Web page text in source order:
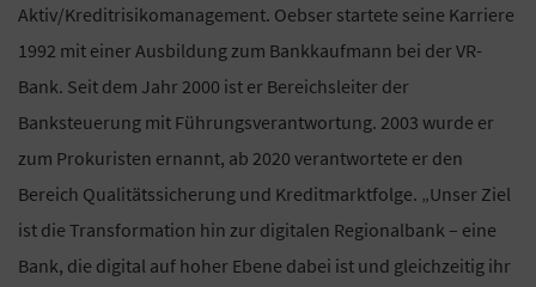
Aktiv/Kreditrisikomanagement. Oebser startete seine Karriere
1992 mit einer Ausbildung zum Bankkaufmann bei der VR-
Bank. Seit dem Jahr 2000 ist er Bereichsleiter der
Banksteuerung mit Führungsverantwortung. 2003 wurde er
zum Prokuristen ernannt, ab 2020 verantwortete er den
Bereich Qualitätssicherung und Kreditmarktfolge. „Unser Ziel
ist die Transformation hin zur digitalen Regionalbank – eine
Bank, die digital auf hoher Ebene dabei ist und gleichzeitig ihr